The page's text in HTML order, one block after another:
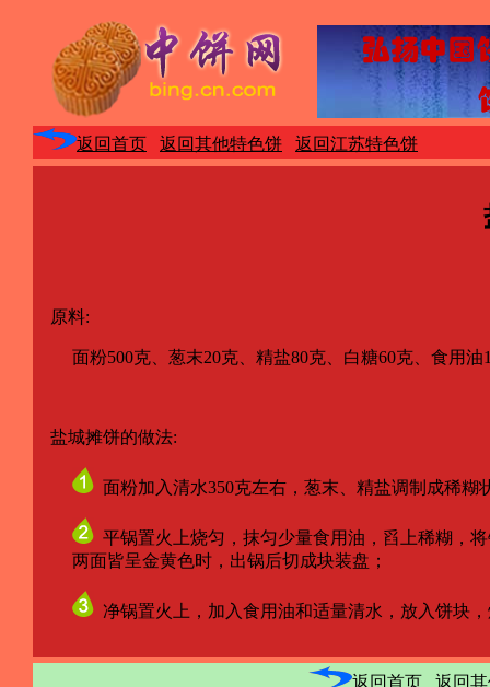
返回首页 返回其他特色饼 返回江苏特色饼
原料:
面粉500克、葱末20克、精盐80克、白糖60克、食用油
盐城摊饼的做法:
面粉加入清水350克左右，葱末、精盐调制成稀糊
平锅置火上烧匀，抹匀少量食用油，舀上稀糊，
两面皆呈金黄色时，出锅后切成块装盘；
净锅置火上，加入食用油和适量清水，放入饼块
返回首页 返回